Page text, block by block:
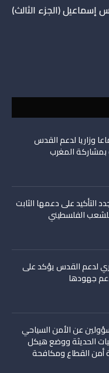
إسماعيل (الجزء الثالث)
وزاريا لدعم القدس
المغرب
التأكيد على دعمها الثابت
الفلسطيني
لدعم القدس يؤكد على
جهودها
عن الأمن السياحي
الحديثة ووضع هيكل
القطاع ومكافحة